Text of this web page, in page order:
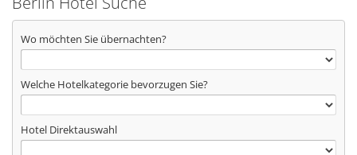
Wo möchten Sie übernachten?
Welche Hotelkategorie bevorzugen Sie?
Hotel Direktauswahl